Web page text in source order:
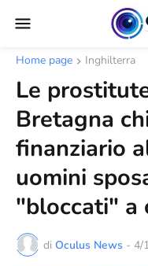
Home page Inghilterra
Le
Bretagna
finanziario
uomini
"bloccati" a
di Oculus News - 4/